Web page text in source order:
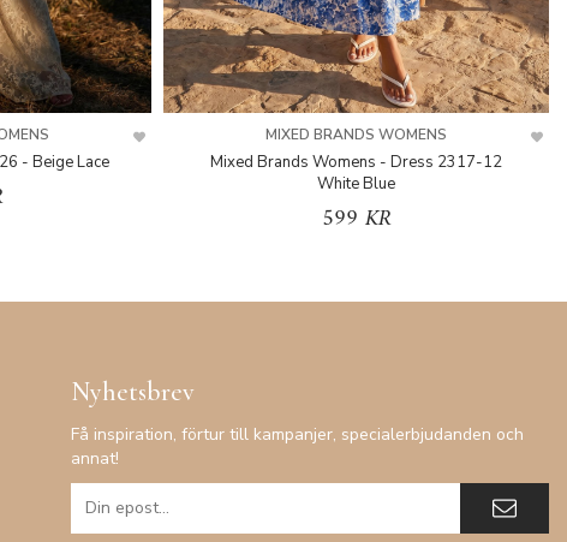
- Beige Lace
MIXED BRANDS WOMENS
Mixed Brands Womens - Dress 2317-12
White Blue
599 KR
Nyhetsbrev
Få inspiration, förtur till kampanjer, specialerbjudanden och
annat!